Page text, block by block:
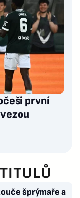
první
šprýmaře a